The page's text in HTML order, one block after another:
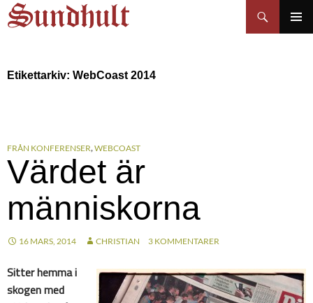
Hoppa
till
Sundhults blogg
Sök
Etikettarkiv: WebCoast 2014
FRÅN KONFERENSER,WEBCOAST
Värdet är
människorna
16 MARS, 2014 CHRISTIAN 3 KOMMENTARER
Sitter hemma i
skogen med